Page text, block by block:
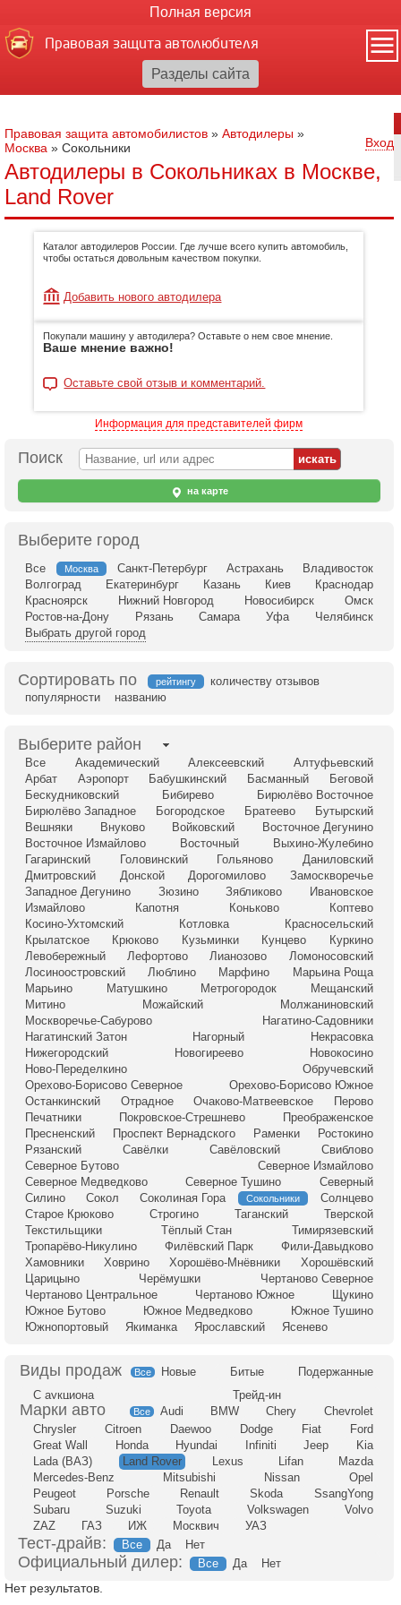
Полная версия
Правовая защита автолюбителя
Правовая защита автомобилистов » Автодилеры »
Москва » Сокольники Вход
Автодилеры в Сокольниках в Москве,
Land Rover
Каталог автодилеров России. Где лучше всего купить автомобиль,
чтобы остаться довольным качеством покупки.
Добавить нового автодилера
Покупали машину у автодилера? Оставьте о нем свое мнение.
Ваше мнение важно!
Оставьте свой отзыв и комментарий.
Информация для представителей фирм
Поиск
на карте
Выберите город
Все Москва Санкт-Петербург Астрахань
Владивосток
Волгоград
Екатеринбург Казань Киев
Краснодар
Красноярск
Нижний Новгород Новосибирск
Омск
Ростов-на-Дону
Рязань Самара Уфа
Челябинск
Выбрать другой город
Сортировать по рейтингу
количеству отзывов
популярности
названию
Выберите район
Все Академический Алексеевский
Алтуфьевский
Арбат
Аэропорт Бабушкинский Басманный
Беговой
Бескудниковский
Бибирево
Бирюлёво Восточное
Бирюлёво Западное
Богородское Братеево
Бутырский
Вешняки
Внуково Войковский
Восточное Дегунино
Восточное Измайлово
Восточный
Выхино-Жулебино
Гагаринский
Головинский Гольяново
Даниловский
Дмитровский
Донской Дорогомилово
Замоскворечье
Западное Дегунино
Зюзино Зябликово
Ивановское
Измайлово
Капотня Коньково
Коптево
Косино-Ухтомский
Котловка
Красносельский
Крылатское
Крюково Кузьминки Кунцево
Куркино
Левобережный
Лефортово Лианозово
Ломоносовский
Лосиноостровский
Люблино Марфино
Марьина Роща
Марьино
Матушкино Метрогородок
Мещанский
Митино
Можайский
Молжаниновский
Москворечье-Сабурово
Нагатино-Садовники
Нагатинский Затон
Нагорный
Некрасовка
Нижегородский
Новогиреево
Новокосино
Ново-Переделкино
Обручевский
Орехово-Борисово Северное
Орехово-Борисово Южное
Останкинский
Отрадное Очаково-Матвеевское
Перово
Печатники
Покровское-Стрешнево
Преображенское
Пресненский
Проспект Вернадского Раменки
Ростокино
Рязанский
Савёлки Савёловский
Свиблово
Северное Бутово
Северное Измайлово
Северное Медведково
Северное Тушино
Северный
Силино
Сокол Соколиная Гора Сокольники
Солнцево
Старое Крюково
Строгино Таганский
Тверской
Текстильщики
Тёплый Стан
Тимирязевский
Тропарёво-Никулино
Филёвский Парк
Фили-Давыдково
Хамовники
Ховрино Хорошёво-Мнёвники
Хорошёвский
Царицыно
Черёмушки
Чертаново Северное
Чертаново Центральное
Чертаново Южное
Щукино
Южное Бутово
Южное Медведково
Южное Тушино
Южнопортовый
Якиманка Ярославский Ясенево
Все Новые Битые
Подержанные
С аукциона
Трейд-ин
Все Audi BMW Chery
Chevrolet
Chrysler
Citroen Daewoo Dodge Fiat
Ford
Great Wall
Honda Hyundai Infiniti Jeep
Kia
Lada (ВАЗ)
Land Rover Lexus Lifan
Mazda
Mercedes-Benz
Mitsubishi Nissan
Opel
Peugeot
Porsche Renault Skoda
SsangYong
Subaru
Suzuki Toyota Volkswagen
Volvo
ZAZ
ГАЗ ИЖ Москвич УАЗ
Тест-драйв: Все Да Нет
Официальный дилер: Все Да Нет
Нет результатов.